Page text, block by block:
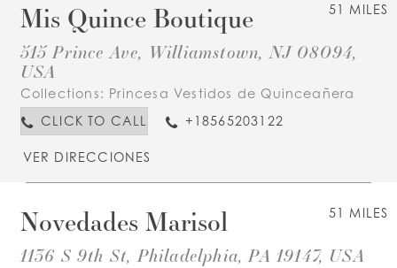
51 MILES
Mis Quince Boutique
515 Prince Ave, Williamstown, NJ 08094,
USA
Collections: Princesa Vestidos de Quinceañera
CLICK TO CALL
+18565203122
VER DIRECCIONES
51 MILES
Novedades Marisol
1136 S 9th St, Philadelphia, PA 19147, USA